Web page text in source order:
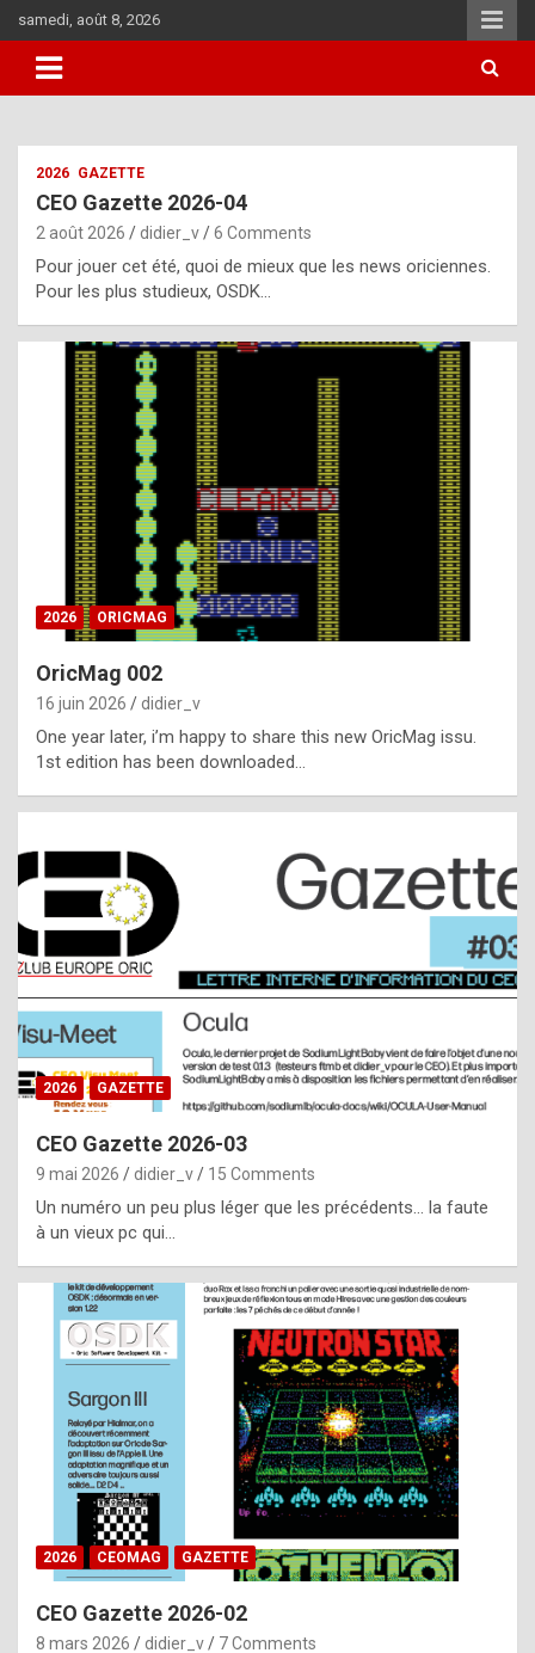
to
content
samedi, août 8, 2026
i
u
l
y
d
i
ff
i
l
t
t
s
t
a
s
i
e
f
o
m
m
a
y
b
e
b
y
g
2026 GAZETTE
CEO Gazette 2026-04
2 août 2026 didier_v 6 Comments
Pour jouer cet été, quoi de mieux que les news oriciennes.
Pour les plus studieux, OSDK…
2026 ORICMAG
OricMag 002
16 juin 2026 didier_v
One year later, i’m happy to share this new OricMag issu.
1st edition has been downloaded…
2026 GAZETTE
CEO Gazette 2026-03
9 mai 2026 didier_v 15 Comments
Un numéro un peu plus léger que les précédents… la faute
à un vieux pc qui…
2026 CEOMAG GAZETTE
CEO Gazette 2026-02
8 mars 2026 didier_v 7 Comments